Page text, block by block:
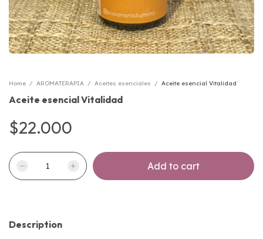
Home / AROMATERAPIA / Aceites esenciales / Aceite esencial Vitalidad
Aceite esencial Vitalidad
$22.000
Description